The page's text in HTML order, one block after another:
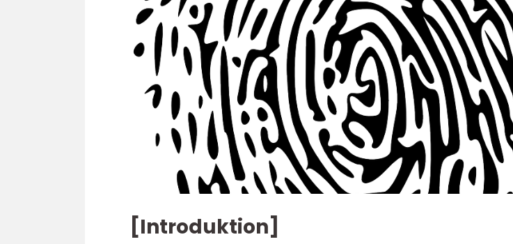
[Introduktion]